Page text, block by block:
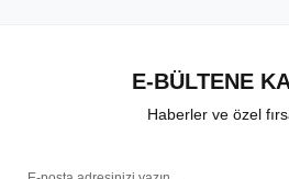
E-BÜLTENE
Haberler ve özel